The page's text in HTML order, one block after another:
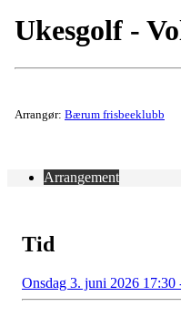
Ukesgolf -
Arrangør: Bærum frisbeeklubb
Arrangement
Tid
Onsdag 3. juni 2026 17:30